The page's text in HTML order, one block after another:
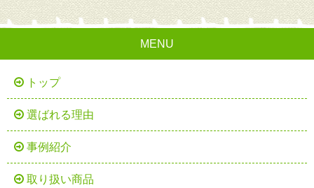
MENU
トップ
選ばれる理由
事例紹介
取り扱い商品